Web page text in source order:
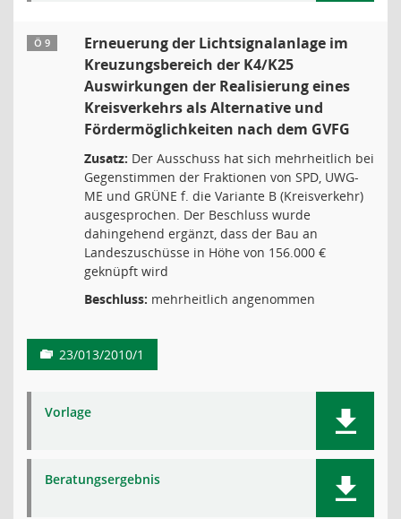
Ö 9
Erneuerung der Lichtsignalanlage im
Kreuzungsbereich der K4/K25
Auswirkungen der Realisierung eines
Kreisverkehrs als Alternative und
Fördermöglichkeiten nach dem GVFG
Zusatz: Der Ausschuss hat sich mehrheitlich bei
Gegenstimmen der Fraktionen von SPD, UWG-
ME und GRÜNE f. die Variante B (Kreisverkehr)
ausgesprochen. Der Beschluss wurde
dahingehend ergänzt, dass der Bau an
Landeszuschüsse in Höhe von 156.000 €
geknüpft wird
Beschluss: mehrheitlich angenommen
23/013/2010/1
Vorlage
Beratungsergebnis